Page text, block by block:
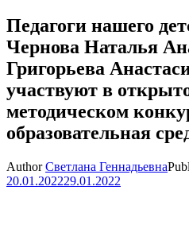
Педагоги нашего
Чернова Наталья
Григорьева
участвуют в
методическом
образовательная
AuthorСветлана Геннадьевна
20.01.202229.01.2022